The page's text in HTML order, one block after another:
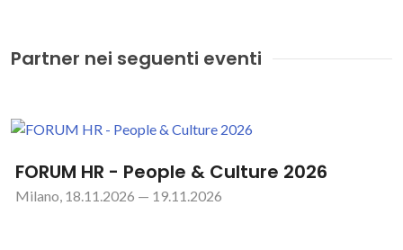
Partner nei seguenti eventi
FORUM HR - People & Culture 2026
Milano, 18.11.2026 — 19.11.2026